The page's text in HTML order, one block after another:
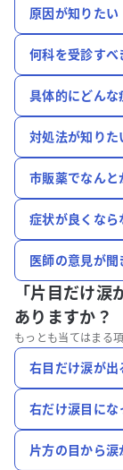
原因が知りたい
何科を受診すべ
具体的にどんな
対処法が知りた
市販薬でなん
症状が良くなら
医師の意見が
「片目だけ涙
ありますか？
もっとも当てはまる
右目だけ涙が出
右だけ涙目にな
片方の目から涙